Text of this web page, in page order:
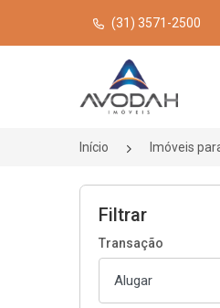
(31) 3571-2500
Página inicial
Início Imóveis
Filtrar
Transação